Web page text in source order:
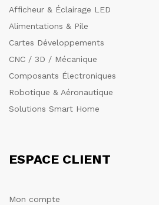
Afficheur & Éclairage LED
Alimentations & Pile
Cartes Développements
CNC / 3D / Mécanique
Composants Électroniques
Robotique & Aéronautique
Solutions Smart Home
ESPACE CLIENT
Mon compte